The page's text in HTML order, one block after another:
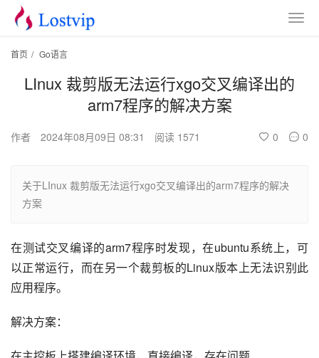
首页 / Go语言
LInux 裁剪版无法运行xgo交叉编译出的
arm7程序的解决方案
作者 2024年08月09日 08:31 阅读 1571 0 0
关于LInux 裁剪版无法运行xgo交叉编译出的arm7程序的解决
方案
在测试交叉编译的arm7程序时发现，在ubuntu系统上，可
以正常运行，而在另一个裁剪板的Linux版本上无法识别此
应用程序。
解决方案：